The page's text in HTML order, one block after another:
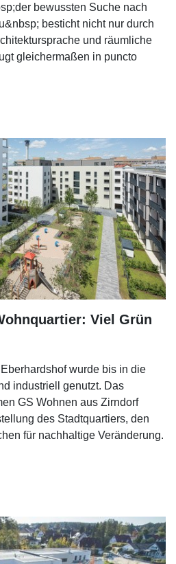
bewussten Suche nach
besticht nicht nur durch
und räumliche
gleichermaßen in puncto
Viel Grün
wurde bis in die
industriell genutzt. Das
GS Wohnen aus Zirndorf
des Stadtquartiers, den
für nachhaltige Veränderung.